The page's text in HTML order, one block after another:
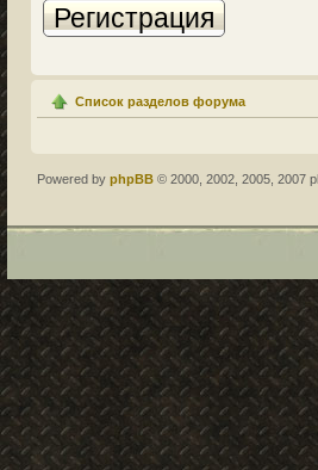
Регистрация
Список разделов форума
Powered by phpBB © 2000, 2002, 2005, 2007